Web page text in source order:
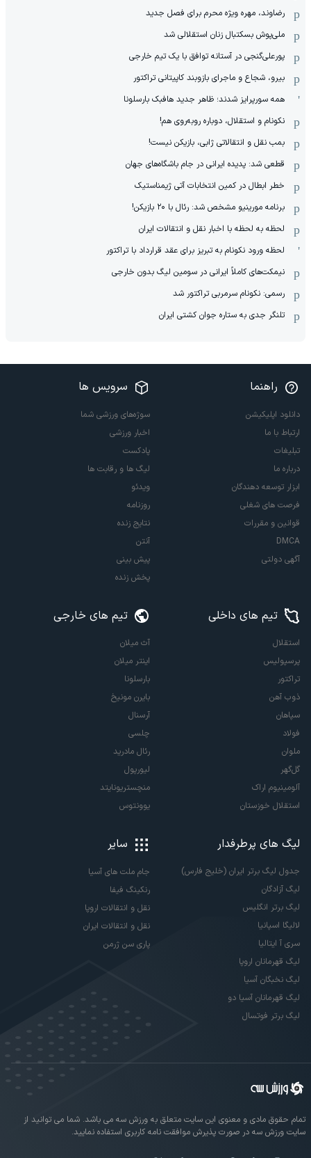
رضاوند، مهره ویژه محرم برای فصل جدید
ملی‌پوش بسکتبال زنان استقلالی شد
پورعلی‌گنجی در آستانه توافق با یک تیم خارجی
بیرو، شجاع و ماجرای بازوبند کاپیتانی تراکتور
همه سورپرایز شدند؛ ظاهر جدید هافبک بارسلونا
نکونام و استقلال، دوباره روبه‌روی هم!
بمب نقل و انتقالاتی ژابی، بازیکن نیست!
قطعی شد: پدیده ایرانی در جام باشگاه‌های جهان
خطر ابطال در کمین انتخابات آتی ژیمناستیک
برنامه مورینیو مشخص شد: رئال با ۲۰ بازیکن!
لحظه به لحظه با اخبار نقل و انتقالات ایران
لحظه ورود نکونام به تبریز برای عقد قرارداد با تراکتور
نیمکت‌های کاملاً ایرانی در سومین لیگ بدون خارجی
رسمی: نکونام سرمربی تراکتور شد
تلنگر جدی به ستاره جوان کشتی ایران
راهنما
دانلود اپلیکیشن
ارتباط با ما
تبلیغات
درباره ما
ابزار توسعه دهندگان
فرصت های شغلی
قوانین و مقررات
DMCA
آگهی دولتی
سرویس ها
سوژه‌های ورزشی شما
اخبار ورزشی
پادکست
لیگ ها و رقابت ها
ویدئو
روزنامه
نتایج زنده
آنتن
پیش بینی
پخش زنده
تیم های داخلی
استقلال
پرسپولیس
تراکتور
ذوب آهن
سپاهان
فولاد
ملوان
گل‌گهر
آلومینیوم اراک
استقلال خوزستان
تیم های خارجی
آث میلان
اینتر میلان
بارسلونا
بایرن مونیخ
آرسنال
چلسی
رئال مادرید
لیورپول
منچستریونایتد
یوونتوس
لیگ های پرطرفدار
جدول لیگ برتر ایران (خلیج فارس)
لیگ آزادگان
لیگ برتر انگلیس
لالیگا اسپانیا
سری آ ایتالیا
لیگ قهرمانان اروپا
لیگ نخبگان آسیا
لیگ قهرمانان آسیا دو
لیگ برتر فوتسال
سایر
جام ملت های آسیا
رنکینگ فیفا
نقل و انتقالات اروپا
نقل و انتقالات ایران
پاری سن ژرمن
تمام حقوق مادی و معنوی این سایت متعلق به ورزش سه می باشد. شما می توانید از
سایت ورزش سه در صورت پذیرش موافقت نامه کاربری استفاده نمایید.